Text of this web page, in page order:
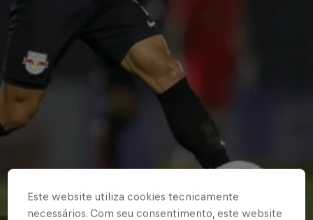
Este website utiliza cookies tecnicamente
necessários. Com seu consentimento, este website